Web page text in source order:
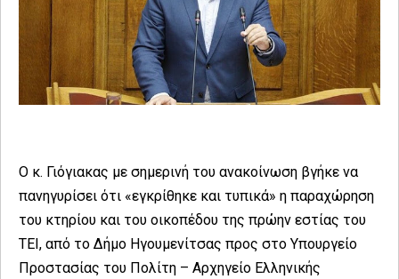
O κ. Γιόγιακας με σημερινή του ανακοίνωση βγήκε να
πανηγυρίσει ότι «εγκρίθηκε και τυπικά» η παραχώρηση
του κτηρίου και του οικοπέδου της πρώην εστίας του
ΤΕΙ, από το Δήμο Ηγουμενίτσας προς στο Υπουργείο
Προστασίας του Πολίτη – Αρχηγείο Ελληνικής